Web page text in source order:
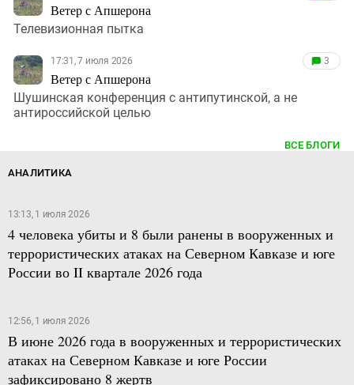
Ветер с Апшерона
Телевизионная пытка
17:31, 7 июля 2026
Ветер с Апшерона
3
Шушинская конференция с антипутинской, а не
антироссийской целью
ВСЕ БЛОГИ
АНАЛИТИКА
13:13, 1 июля 2026
4 человека убиты и 8 были ранены в вооруженных и
террористических атаках на Северном Кавказе и юге
России во II квартале 2026 года
12:56, 1 июля 2026
В июне 2026 года в вооруженных и террористических
атаках на Северном Кавказе и юге России
зафиксировано 8 жертв